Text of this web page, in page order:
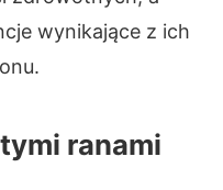
wynikające z ich
ranami